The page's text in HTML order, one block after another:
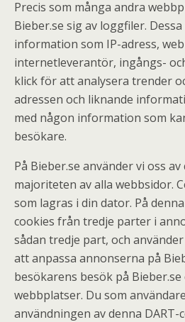
Precis som många andra
Bieber.se sig av loggfiler.
information som IP-adress,
internetleverantör, ingångs-
klick för att analysera trender
adressen och liknande
med någon information som
besökare.
På Bieber.se använder vi oss
majoriteten av alla webbsidor.
som lagras i din dator. På
cookies från tredje parter i
sådan tredje part, och
att anpassa annonserna på
besökarens besök på Bieber.se
webbplatser. Du som
användningen av denna